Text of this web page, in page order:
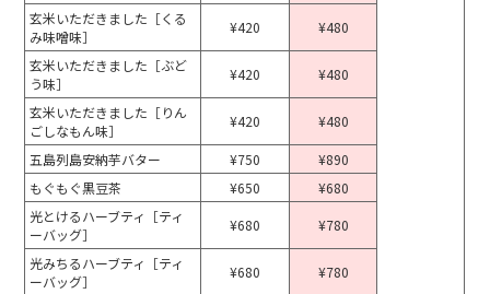
玄米いただきました［くる
み味噌味］
¥420 ¥480
玄米いただきました［ぶど
う味］
¥420 ¥480
玄米いただきました［りん
ごしなもん味］
¥420 ¥480
五島列島安納芋バター ¥750
¥890
もぐもぐ黒豆茶
¥650
¥680
光とけるハーブティ［ティ
ーバッグ］
¥680 ¥780
光みちるハーブティ［ティ
ーバッグ］
¥680 ¥780